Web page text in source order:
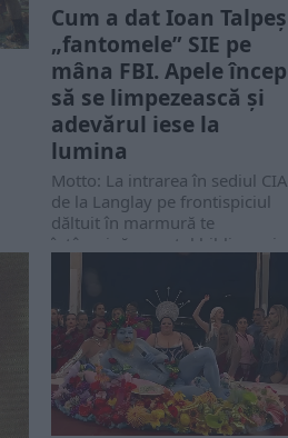
Cum a dat Ioan Talpeș
„fantomele” SIE pe
mâna FBI. Apele încep
să se limpezească și
adevărul iese la
lumina
Motto: La intrarea în sediul CIA
de la Langlay pe frontispiciul
dăltuit în marmură te
întâmpină versetul biblic „…și